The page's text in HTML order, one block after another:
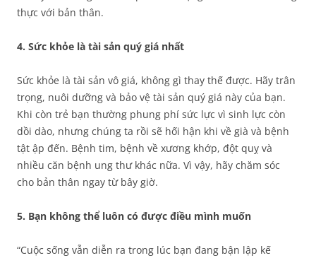
thực với bản thân.
4. Sức khỏe là tài sản quý giá nhất
Sức khỏe là tài sản vô giá, không gì thay thế được. Hãy trân
trọng, nuôi dưỡng và bảo vệ tài sản quý giá này của bạn.
Khi còn trẻ bạn thường phung phí sức lực vì sinh lực còn
dồi dào, nhưng chúng ta rồi sẽ hối hận khi về già và bệnh
tật ập đến. Bệnh tim, bệnh về xương khớp, đột quỵ và
nhiều căn bệnh ung thư khác nữa. Vì vậy, hãy chăm sóc
cho bản thân ngay từ bây giờ.
5. Bạn không thể luôn có được điều mình muốn
“Cuộc sống vẫn diễn ra trong lúc bạn đang bận lập kế